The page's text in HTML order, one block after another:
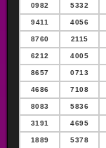
0982 5332
9411 4056
8760 2115
6212 4005
8657 0713
4686 7108
8083 5836
3191 4695
1889 5378